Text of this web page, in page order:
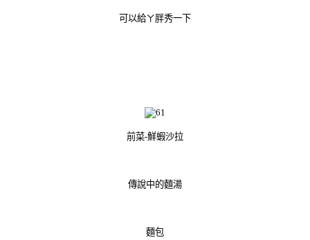
可以給ㄚ胖秀一下
前菜-鮮蝦沙拉
傳說中的麵湯
麵包